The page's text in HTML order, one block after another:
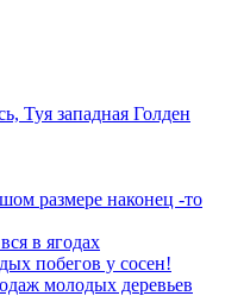
Туя западная Голден
размере наконец -то
в ягодах
побегов у сосен!
молодых деревьев